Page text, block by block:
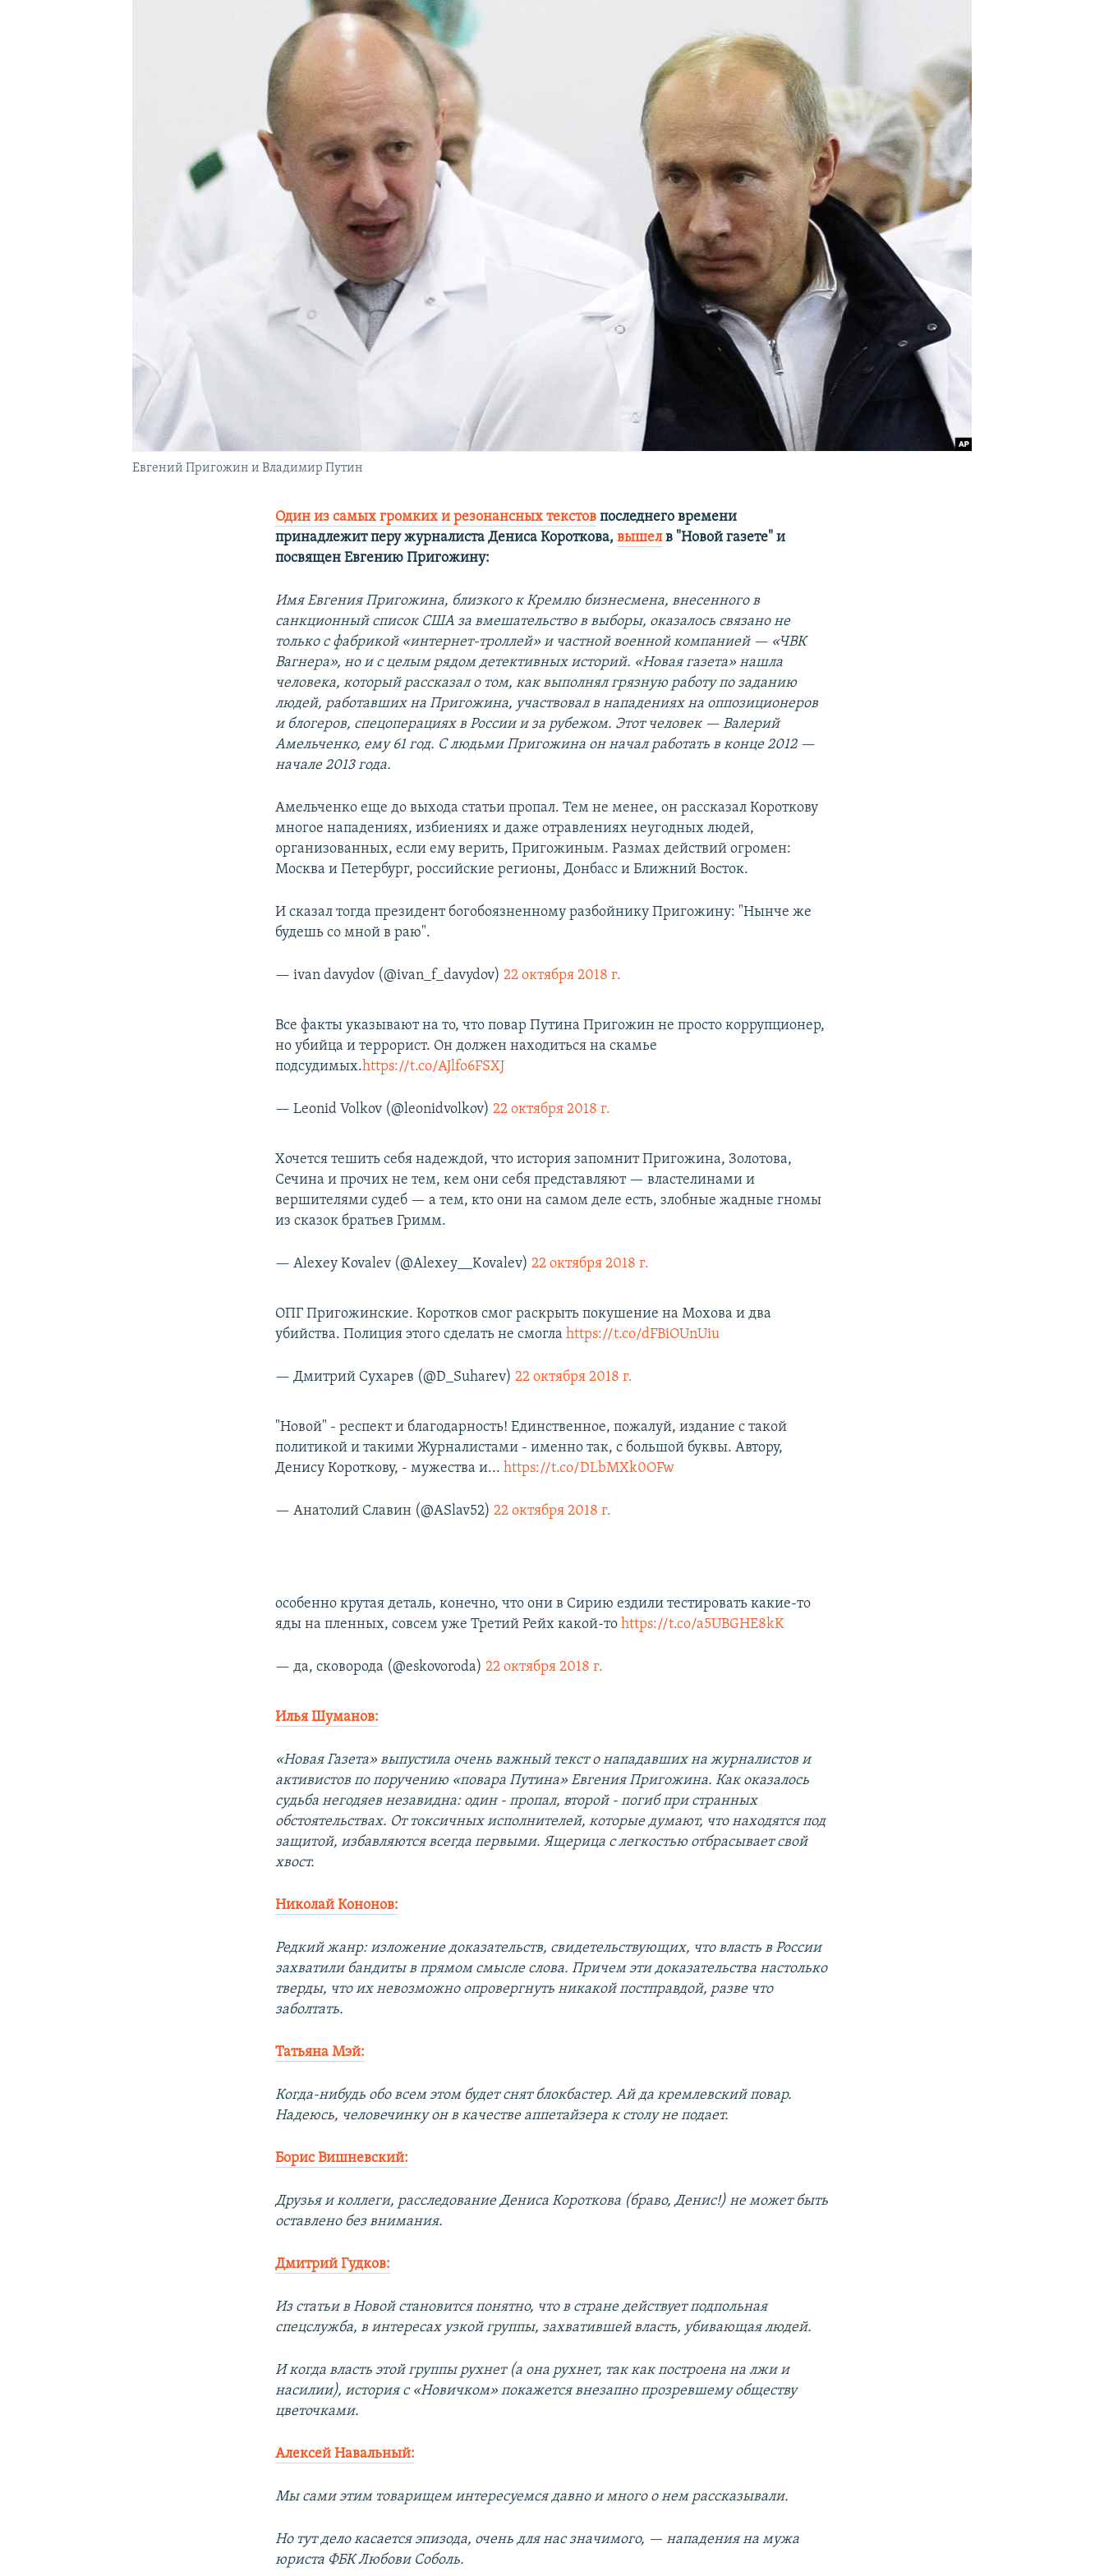
Евгений Пригожин и Владимир Путин
Один из самых громких и резонансных текстов последнего времени
принадлежит перу журналиста Дениса Короткова,вышелв "Новой газете" и
посвящен Евгению Пригожину:
Имя Евгения Пригожина, близкого к Кремлю бизнесмена, внесенного в
санкционный список США за вмешательство в выборы, оказалось связано не
только с фабрикой «интернет-троллей» и частной военной компанией — «ЧВК
Вагнера», но и с целым рядом детективных историй. «Новая газета» нашла
человека, который рассказал о том, как выполнял грязную работу по заданию
людей, работавших на Пригожина, участвовал в нападениях на оппозиционеров
и блогеров, спецоперациях в России и за рубежом. Этот человек — Валерий
Амельченко, ему 61 год. С людьми Пригожина он начал работать в конце 2012 —
начале 2013 года.
Амельченко еще до выхода статьи пропал. Тем не менее, он рассказал Короткову
многое нападениях, избиениях и даже отравлениях неугодных людей,
организованных, если ему верить, Пригожиным. Размах действий огромен:
Москва и Петербург, российские регионы, Донбасс и Ближний Восток.
И сказал тогда президент богобоязненному разбойнику Пригожину: "Нынче же
будешь со мной в раю".
— ivan davydov (@ivan_f_davydov)22 октября 2018 г.
Все факты указывают на то, что повар Путина Пригожин не просто коррупционер,
но убийца и террорист. Он должен находиться на скамье
подсудимых.https://t.co/AJlfo6FSXJ
— Leonid Volkov (@leonidvolkov)22 октября 2018 г.
Хочется тешить себя надеждой, что история запомнит Пригожина, Золотова,
Сечина и прочих не тем, кем они себя представляют — властелинами и
вершителями судеб — а тем, кто они на самом деле есть, злобные жадные гномы
из сказок братьев Гримм.
— Alexey Kovalev (@Alexey__Kovalev)22 октября 2018 г.
ОПГ Пригожинские. Коротков смог раскрыть покушение на Мохова и два
убийства. Полиция этого сделать не смоглаhttps://t.co/dFBiOUnUiu
— Дмитрий Сухарев (@D_Suharev)22 октября 2018 г.
"Новой" - респект и благодарность! Единственное, пожалуй, издание с такой
политикой и такими Журналистами - именно так, с большой буквы. Автору,
Денису Короткову, - мужества и...https://t.co/DLbMXk0OFw
— Анатолий Славин (@ASlav52)22 октября 2018 г.
особенно крутая деталь, конечно, что они в Сирию ездили тестировать какие-то
яды на пленных, совсем уже Третий Рейх какой-тоhttps://t.co/a5UBGHE8kK
— да, сковорода (@eskovoroda)22 октября 2018 г.
Илья Шуманов:
«Новая Газета» выпустила очень важный текст о нападавших на журналистов и
активистов по поручению «повара Путина» Евгения Пригожина. Как оказалось
судьба негодяев незавидна: один - пропал, второй - погиб при странных
обстоятельствах. От токсичных исполнителей, которые думают, что находятся под
защитой, избавляются всегда первыми. Ящерица с легкостью отбрасывает свой
хвост.
Николай Кононов:
Редкий жанр: изложение доказательств, свидетельствующих, что власть в России
захватили бандиты в прямом смысле слова. Причем эти доказательства настолько
тверды, что их невозможно опровергнуть никакой постправдой, разве что
заболтать.
Татьяна Мэй:
Когда-нибудь обо всем этом будет снят блокбастер. Ай да кремлевский повар.
Надеюсь, человечинку он в качестве аппетайзера к столу не подает.
Борис Вишневский:
Друзья и коллеги, расследование Дениса Короткова (браво, Денис!) не может быть
оставлено без внимания.
Дмитрий Гудков:
Из статьи в Новой становится понятно, что в стране действует подпольная
спецслужба, в интересах узкой группы, захватившей власть, убивающая людей.
И когда власть этой группы рухнет (а она рухнет, так как построена на лжи и
насилии), история с «Новичком» покажется внезапно прозревшему обществу
цветочками.
Алексей Навальный:
Мы сами этим товарищем интересуемся давно и много о нем рассказывали.
Но тут дело касается эпизода, очень для нас значимого, — нападения на мужа
юриста ФБК Любови Соболь.